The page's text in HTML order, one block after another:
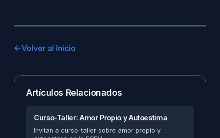
Volver al Inicio
Artículos Relacionados
Curso-Taller: Amor Propio y Autoestima
Invitan a curso-taller sobre amor propio y